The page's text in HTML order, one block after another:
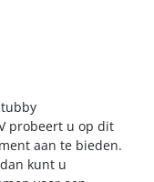
probeert u op dit
aan te bieden.
kunt u